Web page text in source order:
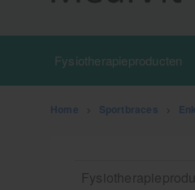
Fysiotherapieproducten
Home Sportbraces